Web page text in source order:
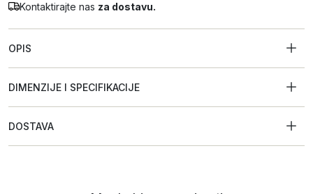
Kontaktirajte nas za dostavu.
OPIS
DIMENZIJE I SPECIFIKACIJE
DOSTAVA